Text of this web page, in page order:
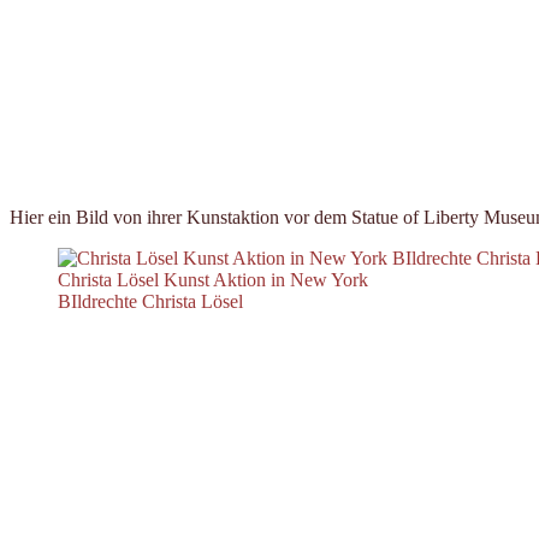
Hier ein Bild von ihrer Kunstaktion vor dem Statue of Liberty
Christa Lösel Kunst Aktion in New York
BIldrechte Christa Lösel